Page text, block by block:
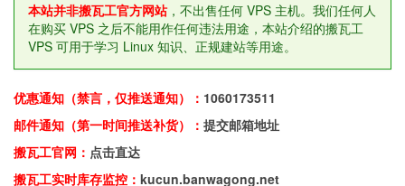
本站并非搬瓦工官方网站，不出售任何 VPS 主机。我们任何人
在购买 VPS 之后不能用作任何违法用途，本站介绍的搬瓦工
VPS 可用于学习 Linux 知识、正规建站等用途。
优惠通知（禁言，仅推送通知）： 1060173511
邮件通知（第一时间推送补货）： 提交邮箱地址
搬瓦工官网： 点击直达
搬瓦工实时库存监控： kucun.banwagong.net